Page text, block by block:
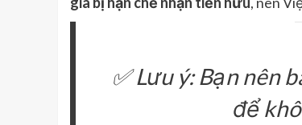
✅Lưu ý:Bạn nên
để